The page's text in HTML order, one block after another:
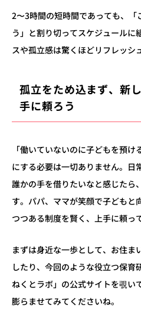
2〜3時間の短時間であっても、
う」と割り切ってスケジュールに
スや孤立感は驚くほどリフレッシ
孤立をため込まず、新
手に頼ろう
「働いていないのに子どもを預
にする必要は一切ありません。日
誰かの手を借りたいなと感じたら
す。パパ、ママが笑顔で子どもと
つつある制度を賢く、上手に頼っ
まずは身近な一歩として、お住ま
したり、今回のような役立つ保
ねくとラボ」の公式サイトを覗い
膨らませてみてくださいね。